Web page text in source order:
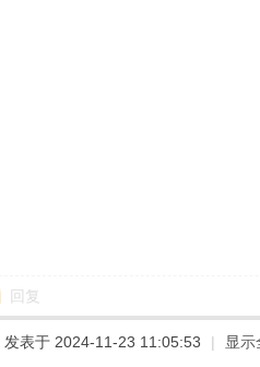
回复
发表于 2024-11-23 11:05:53 | 显示